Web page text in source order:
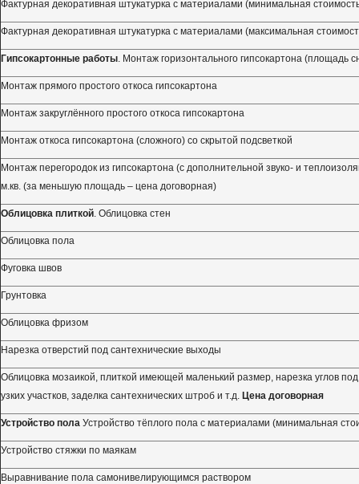
Фактурная декоративная штукатурка с материалами (минимальная
Фактурная декоративная штукатурка с материалами (максимальная
Гипсокартонные работы . Монтаж горизонтального гипсокартона (площадь
Монтаж прямого простого откоса гипсокартона
Монтаж закруглённого простого откоса гипсокартона
Монтаж откоса гипсокартона (сложного) со скрытой подсветкой
Монтаж перегородок из гипсокартона (с дополнительной звуко- и
м.кв. (за меньшую площадь – цена договорная)
Облицовка плиткой . Облицовка стен
Облицовка пола
Фуговка швов
Грунтовка
Облицовка фризом
Нарезка отверстий под сантехнические выходы
Облицовка мозаикой, плиткой имеющей маленький размер, нарезка углов под
узких участков, заделка сантехнических штроб и т.д. Цена договорная
Устройство пола Устройство тёплого пола с материалами (минимальная
Устройство стяжки по маякам
Выравнивание пола самонивелирующимся раствором